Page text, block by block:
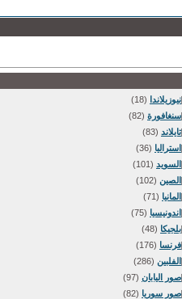
نيوزيلاندا (18)
سنغافورة (82)
تايلاند (83)
استراليا (36)
السويد (101)
الصين (102)
المانيا (71)
اندونيسيا (75)
بلجيكا (48)
فرنسا (176)
الفلبين (286)
صور اليابان (97)
صور سوريا (82)